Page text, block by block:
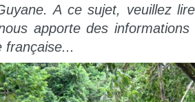
A ce sujet, veuillez
apporte des informations
française...